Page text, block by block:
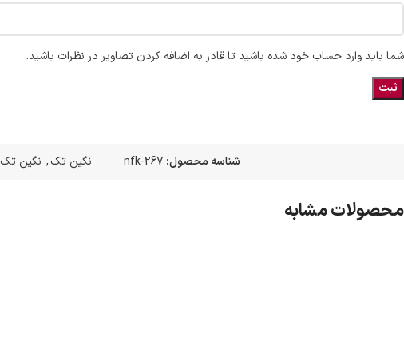
شما باید وارد حساب خود شده باشید تا قادر به اضافه کردن تصاویر در نظرات باشید.
شناسه محصول: nfk-267 نگین تک, نگین تک
محصولات مشابه